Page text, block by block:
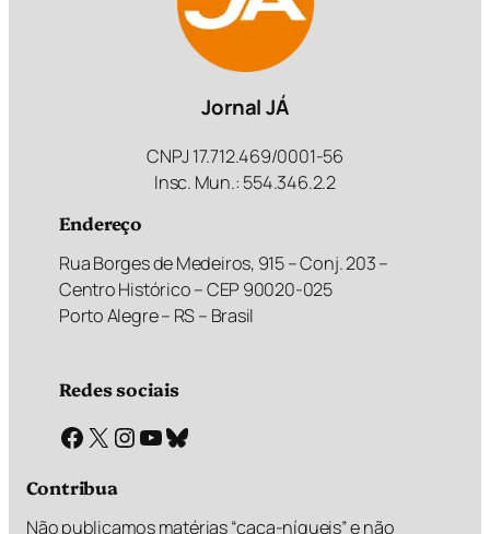
Jornal JÁ
CNPJ 17.712.469/0001-56
Insc. Mun.: 554.346.2.2
Endereço
Rua Borges de Medeiros, 915 – Conj. 203 –
Centro Histórico – CEP 90020-025
Porto Alegre – RS – Brasil
Redes sociais
Facebook X Instagram Youtube Bluesky
Contribua
Não publicamos matérias “caça-níqueis” e não